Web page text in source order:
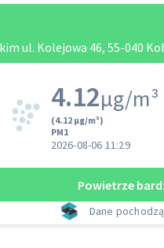
ul. Kolejowa 46, 55-040
4.12µg/m³
(4.12 µg/m³)
PM1
2026-08-06 11:29
Powietrze
Dane